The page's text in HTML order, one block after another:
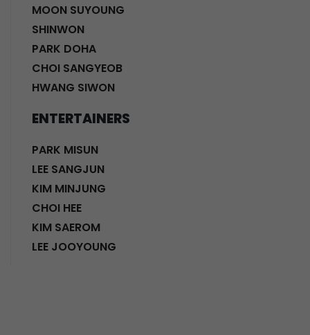
MOON SUYOUNG
SHINWON
PARK DOHA
CHOI SANGYEOB
HWANG SIWON
ENTERTAINERS
PARK MISUN
LEE SANGJUN
KIM MINJUNG
CHOI HEE
KIM SAEROM
LEE JOOYOUNG